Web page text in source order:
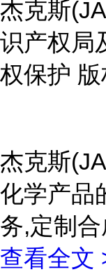
杰克斯
识产权局
权保护
杰克斯
化学产品
务,定制
查看全文